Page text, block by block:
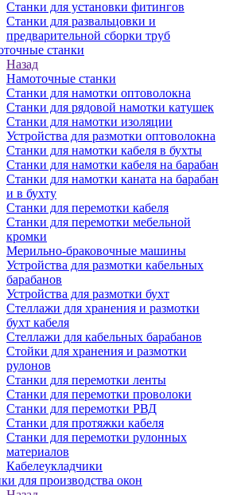
Станки для установки фитингов
Станки для развальцовки и
предварительной сборки труб
станки
Назад
Намоточные станки
Станки для намотки оптоволокна
Станки для рядовой намотки катушек
Станки для намотки изоляции
Устройства для размотки оптоволокна
Станки для намотки кабеля в бухты
Станки для намотки кабеля на барабан
Станки для намотки каната на барабан
и в бухту
Станки для перемотки кабеля
Станки для перемотки мебельной
кромки
Мерильно-браковочные машины
Устройства для размотки кабельных
барабанов
Устройства для размотки бухт
Стеллажи для хранения и размотки
бухт кабеля
Стеллажи для кабельных барабанов
Стойки для хранения и размотки
рулонов
Станки для перемотки ленты
Станки для перемотки проволоки
Станки для перемотки РВД
Станки для протяжки кабеля
Станки для перемотки рулонных
материалов
Кабелеукладчики
для производства окон